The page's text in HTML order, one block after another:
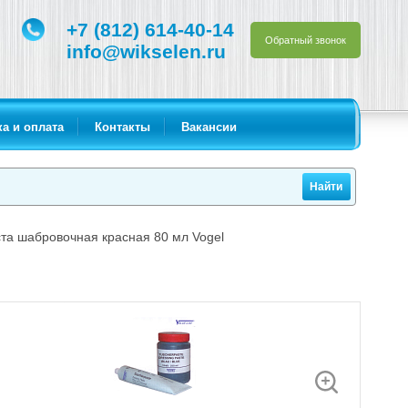
+7 (812) 614-40-14
info@wikselen.ru
Обратный звонок
и оплата Контакты Вакансии
шабровочная красная 80 мл Vogel